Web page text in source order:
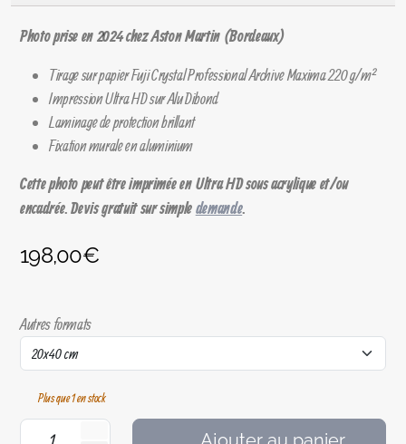
Photo prise en 2024 chez Aston Martin (Bordeaux)
Tirage sur papier Fuji Crystal Professional Archive Maxima 220 g/m²
Impression Ultra HD sur Alu Dibond
Laminage de protection brillant
Fixation murale en aluminium
Cette photo peut être imprimée en Ultra HD sous acrylique et/ou
encadrée. Devis gratuit sur simpledemande.
198,00€
Autres formats
Plus que 1 en stock